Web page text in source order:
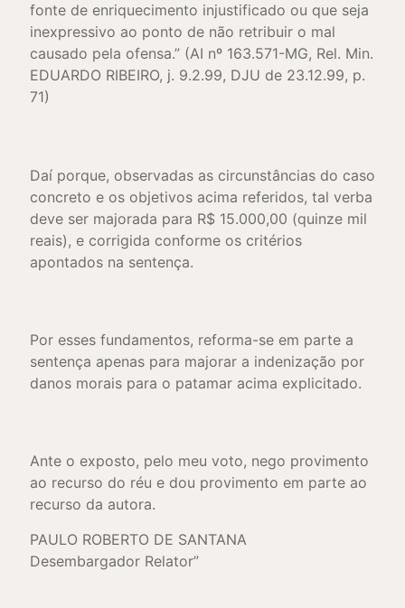
fonte de enriquecimento injustificado ou que seja
inexpressivo ao ponto de não retribuir o mal
causado pela ofensa.” (AI nº 163.571-MG, Rel. Min.
EDUARDO RIBEIRO, j. 9.2.99, DJU de 23.12.99, p.
71)
Daí porque, observadas as circunstâncias do caso
concreto e os objetivos acima referidos, tal verba
deve ser majorada para R$ 15.000,00 (quinze mil
reais), e corrigida conforme os critérios
apontados na sentença.
Por esses fundamentos, reforma-se em parte a
sentença apenas para majorar a indenização por
danos morais para o patamar acima explicitado.
Ante o exposto, pelo meu voto, nego provimento
ao recurso do réu e dou provimento em parte ao
recurso da autora.
PAULO ROBERTO DE SANTANA
Desembargador Relator”